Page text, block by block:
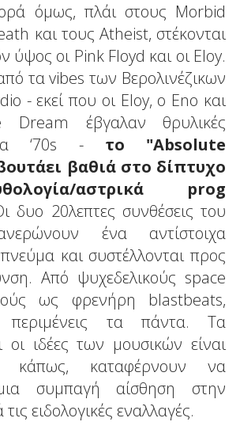
όμως, πλάι στους Morbid
και τους Atheist, στέκονται
ύψος οι Pink Floyd και οι Eloy.
τα vibes των Βερολινέζικων
- εκεί που οι Eloy, ο Eno και
Dream έβγαλαν θρυλικές
‘70s - το "Absolute
βαθιά στο δίπτυχο
αστρικά prog
δυο 20λεπτες συνθέσεις του
ένα αντίστοιχα
και συστέλλονται προς
Από ψυχεδελικούς space
ως φρενήρη blastbeats,
περιμένεις τα πάντα. Τα
οι ιδέες των μουσικών είναι
κάπως, καταφέρνουν να
συμπαγή αίσθηση στην
ειδολογικές εναλλαγές.